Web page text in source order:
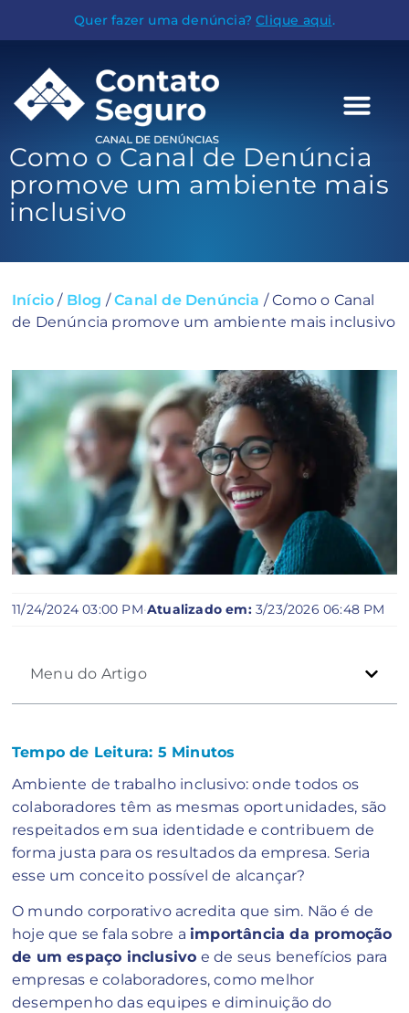
Quer fazer uma denúncia?Clique aqui.
Como o Canal de Denúncia
promove um ambiente mais
inclusivo
Início / Blog /Canal de Denúncia /Como o Canal
de Denúncia promove um ambiente mais inclusivo
11/24/2024 03:00 PM·Atualizado em:3/23/2026 06:48 PM
Menu do Artigo
Tempo de Leitura: 5 Minutos
Ambiente de trabalho inclusivo: onde todos os
colaboradores têm as mesmas oportunidades, são
respeitados em sua identidade e contribuem de
forma justa para os resultados da empresa. Seria
esse um conceito possível de alcançar?
O mundo corporativo acredita que sim. Não é de
hoje que se fala sobre a importância da promoção
de um espaço inclusivo e de seus benefícios para
empresas e colaboradores, como melhor
desempenho das equipes e diminuição do